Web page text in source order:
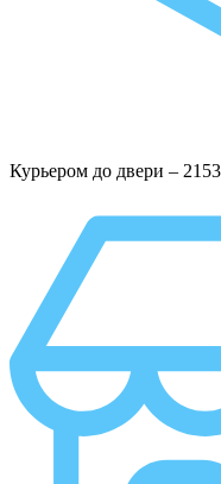
Курьером до двери –